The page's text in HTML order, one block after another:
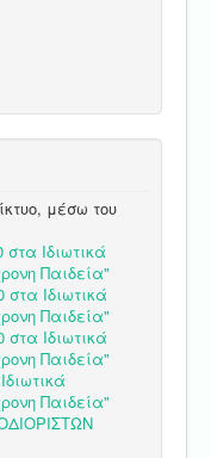
μέσω του
Ιδιωτικά
Παιδεία"
στα Ιδιωτικά
Παιδεία"
στα Ιδιωτικά
Παιδεία"
Παιδεία"